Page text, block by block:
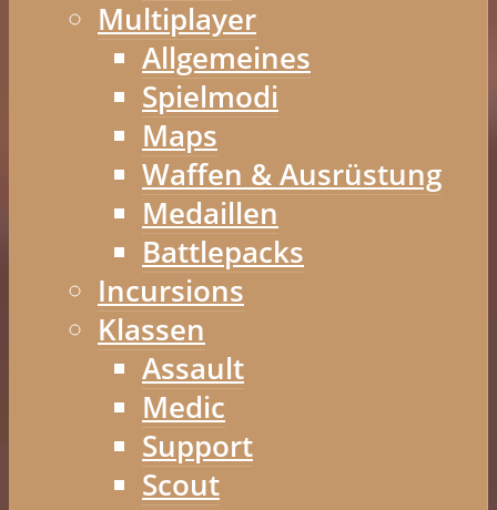
Multiplayer
Allgemeines
Spielmodi
Maps
Waffen & Ausrüstung
Medaillen
Battlepacks
Incursions
Klassen
Assault
Medic
Support
Scout